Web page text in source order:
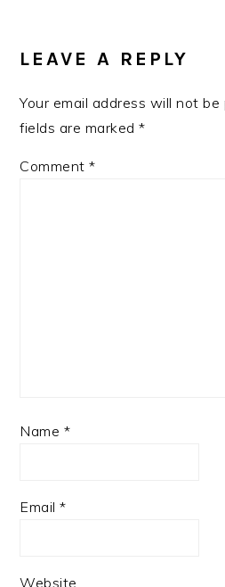
INTERACTIONS
LEAVE A REPLY
Your email address will not be
fields are marked*
Comment*
Name *
Email*
Website